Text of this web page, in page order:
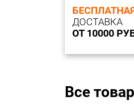
ДОСТАВКА
ОТ 10000
Все